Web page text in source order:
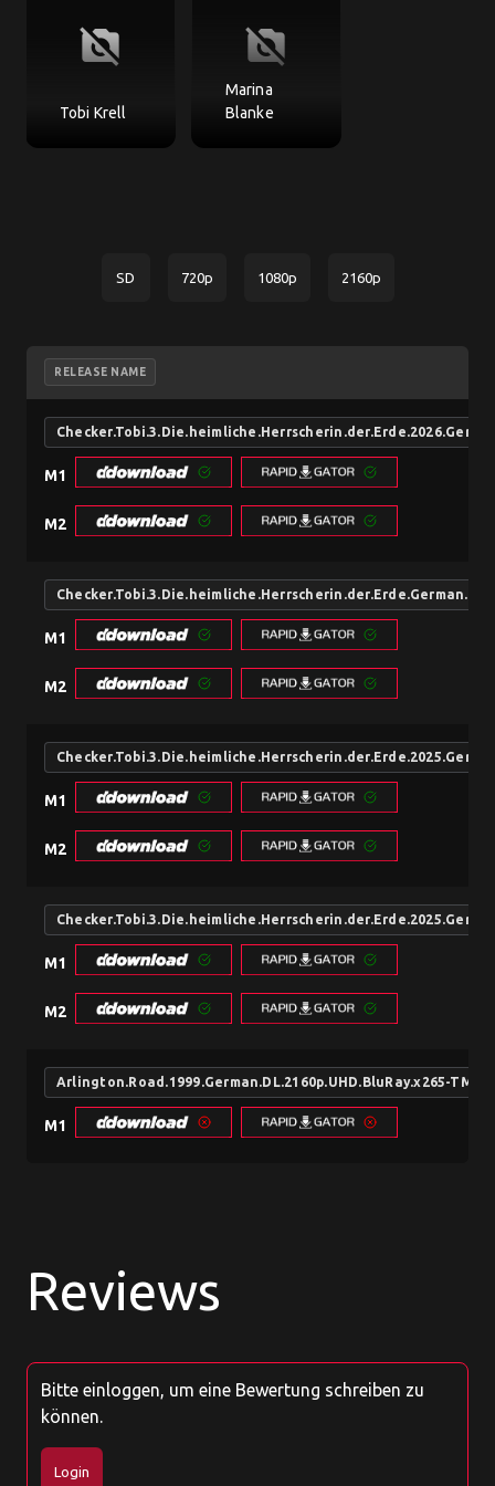
no_photography
Tobi Krell
no_photography
Marina
Blanke
SD 720p 1080p 2160p
RELEASE NAME
M1
M2
M1
M2
M1
M2
M1
M2
Arlington.Road.1999.German.DL.2160p.UHD.BluRay.x265-TM
M1
Reviews
Bitte einloggen, um eine Bewertung schreiben zu
können.
Login